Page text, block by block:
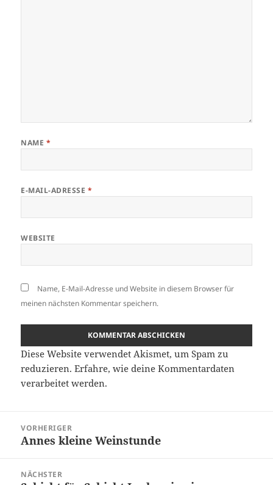
NAME *
E-MAIL-ADRESSE *
WEBSITE
Name, E-Mail-Adresse und Website in diesem Browser für
meinen nächsten Kommentar speichern.
Diese Website verwendet Akismet, um Spam zu
reduzieren.Erfahre, wie deine Kommentardaten
verarbeitet werden.
VORHERIGER
Vorheriger
Annes kleine Weinstunde
NÄCHSTER